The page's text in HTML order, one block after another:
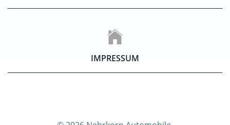
IMPRESSUM